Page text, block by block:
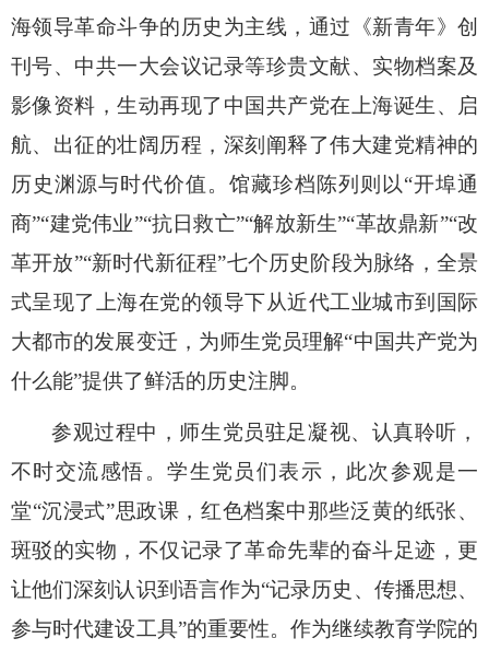
海领导革命斗争的历史为主线，通过《新青年》创
刊号、中共一大会议记录等珍贵文献、实物档案及
影像资料，生动再现了中国共产党在上海诞生、启
航、出征的壮阔历程，深刻阐释了伟大建党精神的
历史渊源与时代价值。馆藏珍档陈列则以“开埠通
商”“建党伟业”“抗日救亡”“解放新生”“革故鼎新”“改
革开放”“新时代新征程”七个历史阶段为脉络，全景
式呈现了上海在党的领导下从近代工业城市到国际
大都市的发展变迁，为师生党员理解“中国共产党为
什么能”提供了鲜活的历史注脚。
参观过程中，师生党员驻足凝视、认真聆听，
不时交流感悟。学生党员们表示，此次参观是一
堂“沉浸式”思政课，红色档案中那些泛黄的纸张、
斑驳的实物，不仅记录了革命先辈的奋斗足迹，更
让他们深刻认识到语言作为“记录历史、传播思想、
参与时代建设工具”的重要性。作为继续教育学院的